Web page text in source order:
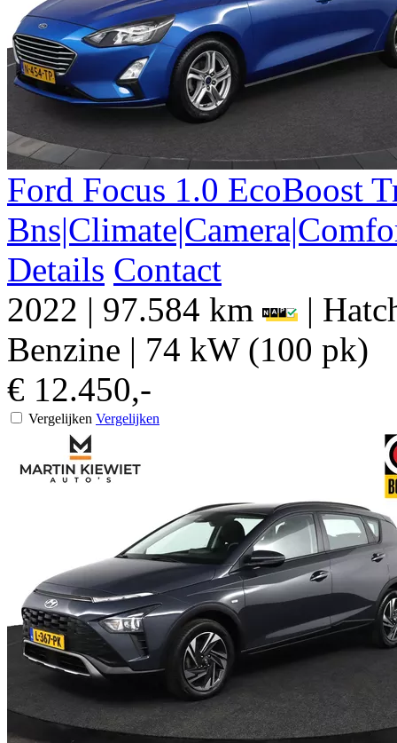
Ford Focus 1.0 EcoBoost
Details Contact
2022 | 97.584 km |
Benzine | 74 kW (100 pk)
€ 12.450,-
Vergelijken Vergelijken